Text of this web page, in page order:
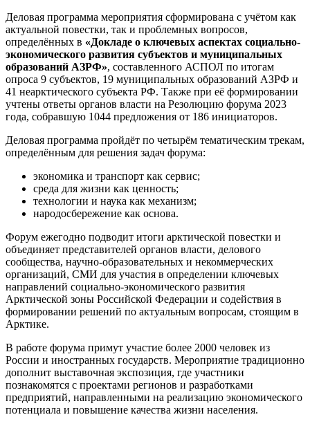
Деловая программа мероприятия сформирована с учётом как
актуальной повестки, так и проблемных вопросов,
определённых в «Докладе о ключевых аспектах социально-
экономического развития субъектов и муниципальных
образований АЗРФ», составленного АСПОЛ по итогам
опроса 9 субъектов, 19 муниципальных образований АЗРФ и
41 неарктического субъекта РФ. Также при её формировании
учтены ответы органов власти на Резолюцию форума 2023
года, собравшую 1044 предложения от 186 инициаторов.
Деловая программа пройдёт по четырём тематическим трекам,
определённым для решения задач форума:
экономика и транспорт как сервис;
среда для жизни как ценность;
технологии и наука как механизм;
народосбережение как основа.
Форум ежегодно подводит итоги арктической повестки и
объединяет представителей органов власти, делового
сообщества, научно-образовательных и некоммерческих
организаций, СМИ для участия в определении ключевых
направлений социально-экономического развития
Арктической зоны Российской Федерации и содействия в
формировании решений по актуальным вопросам, стоящим в
Арктике.
В работе форума примут участие более 2000 человек из
России и иностранных государств. Мероприятие традиционно
дополнит выставочная экспозиция, где участники
познакомятся с проектами регионов и разработками
предприятий, направленными на реализацию экономического
потенциала и повышение качества жизни населения.